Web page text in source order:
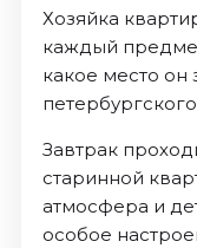
Хозяйка
каждый
какое место он
Завтрак
старинной
атмосфера и
особое